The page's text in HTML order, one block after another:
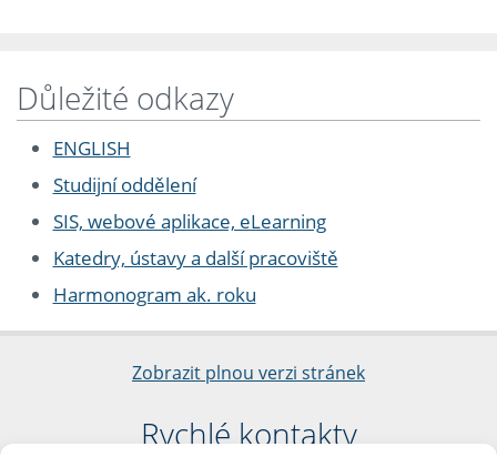
Důležité odkazy
ENGLISH
Studijní oddělení
SIS, webové aplikace, eLearning
Katedry, ústavy a další pracoviště
Harmonogram ak. roku
Zobrazit plnou verzi stránek
Rychlé kontakty